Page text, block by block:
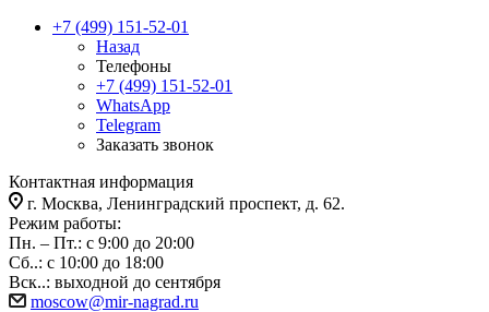
+7 (499) 151-52-01
Назад
Телефоны
+7 (499) 151-52-01
WhatsApp
Telegram
Заказать звонок
Контактная информация
г. Москва, Ленинградский проспект, д. 62.
Режим работы:
Пн. – Пт.: с 9:00 до 20:00
Сб..: с 10:00 до 18:00
Вск..: выходной до сентября
moscow@mir-nagrad.ru